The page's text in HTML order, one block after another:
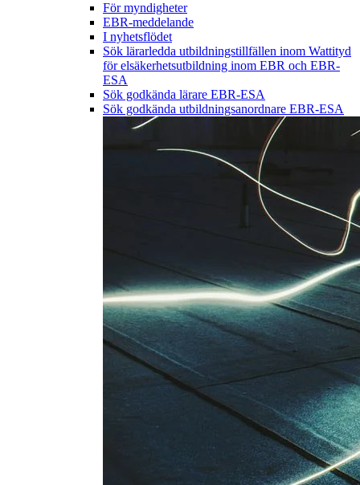
För myndigheter
EBR-meddelande
I nyhetsflödet
Sök lärarledda utbildningstillfällen inom Wattityd
för elsäkerhetsutbildning inom EBR och EBR-
ESA
Sök godkända lärare EBR-ESA
Sök godkända utbildningsanordnare EBR-ESA